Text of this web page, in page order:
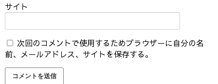
サイト
次回のコメントで使用するためブラウザーに自分の名
前、メールアドレス、サイトを保存する。